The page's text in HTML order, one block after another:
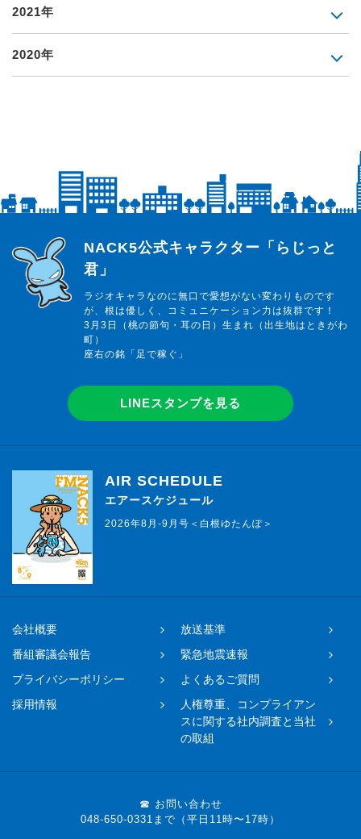
2021年
2020年
らじっと君
NACK5公式キャラクター「らじっと
君」
ラジオキャラなのに無口で愛想がない変わりものです
が、根は優しく、コミュニケーション力は抜群です！
3月3日（桃の節句・耳の日）生まれ（出生地はときがわ
町）
座右の銘「足で稼ぐ」
LINEスタンプを見る
AIR SCHEDULE
エアースケジュール
2026年8月-9月号＜白根ゆたんぽ＞
会社概要
放送基準
番組審議会報告
緊急地震速報
プライバシーポリシー
よくあるご質問
採用情報
人権尊重、コンプライアン
スに関する社内調査と当社
の取組
☎ お問い合わせ
048-650-0331まで（平日11時〜17時）